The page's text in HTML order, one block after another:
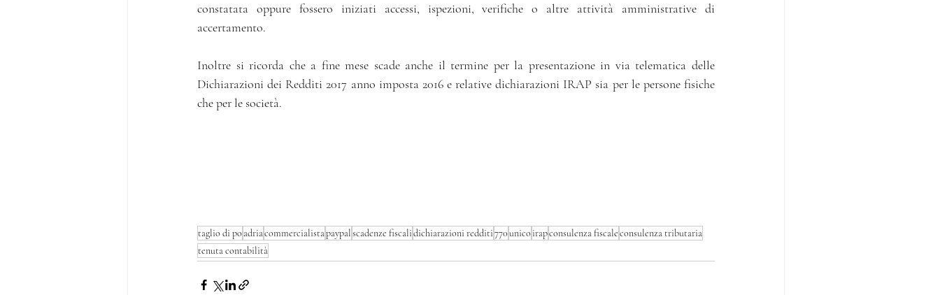
consta­ta­ta op­pure fossero iniziati ac­ces­si, ispezioni, verifiche o altre attività amministrative di
accertamento.
Inoltre si ricorda che a fine mese scade anche il termine per la presentazione in via telematica delle
Dichiarazioni dei Redditi 2017 anno imposta 2016 e relative dichiarazioni IRAP sia per le persone fisiche
che per le società.
taglio di poadriacommercialistapaypalscadenze fiscalidichiarazioni redditi770unicoirapconsulenza fiscaleconsulenza tributaria
tenuta contabilità